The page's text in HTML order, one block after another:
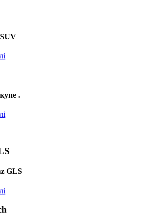
.
GLS